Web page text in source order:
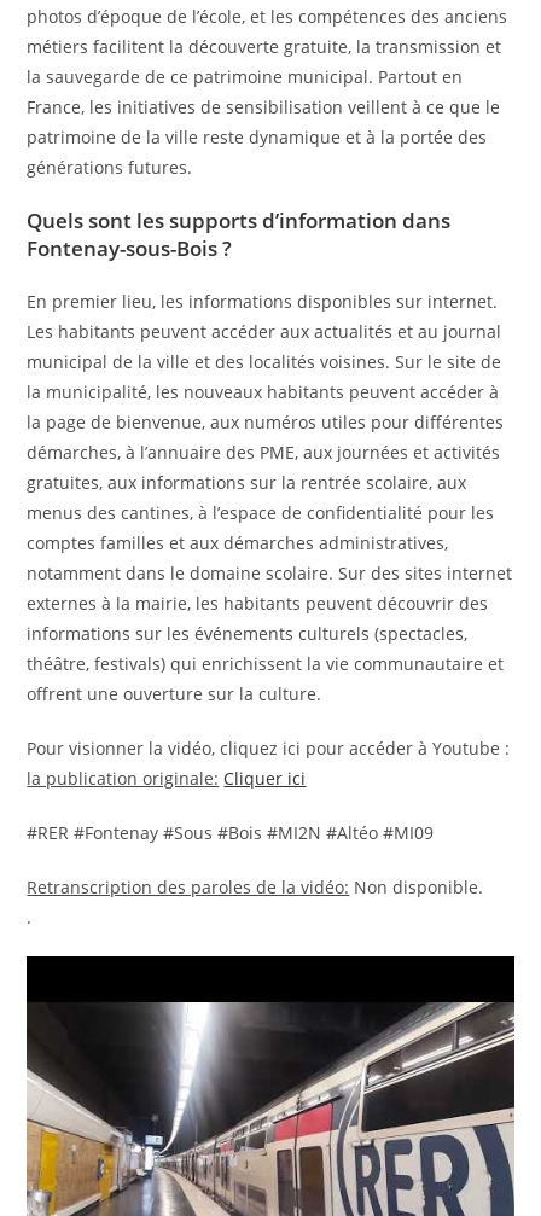
photos d’époque de l’école, et les compétences des anciens
métiers facilitent la découverte gratuite, la transmission et
la sauvegarde de ce patrimoine municipal. Partout en
France, les initiatives de sensibilisation veillent à ce que le
patrimoine de la ville reste dynamique et à la portée des
générations futures.
Quels sont les supports d’information dans
Fontenay-sous-Bois ?
En premier lieu, les informations disponibles sur internet.
Les habitants peuvent accéder aux actualités et au journal
municipal de la ville et des localités voisines. Sur le site de
la municipalité, les nouveaux habitants peuvent accéder à
la page de bienvenue, aux numéros utiles pour différentes
démarches, à l’annuaire des PME, aux journées et activités
gratuites, aux informations sur la rentrée scolaire, aux
menus des cantines, à l’espace de confidentialité pour les
comptes familles et aux démarches administratives,
notamment dans le domaine scolaire. Sur des sites internet
externes à la mairie, les habitants peuvent découvrir des
informations sur les événements culturels (spectacles,
théâtre, festivals) qui enrichissent la vie communautaire et
offrent une ouverture sur la culture.
Pour visionner la vidéo, cliquez ici pour accéder à Youtube :
la publication originale: Cliquer ici
#RER #Fontenay #Sous #Bois #MI2N #Altéo #MI09
Retranscription des paroles de la vidéo: Non disponible.
.